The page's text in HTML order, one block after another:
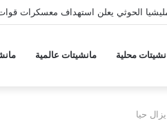
الحوثي يعلن استهداف معسكرات قوات
محلية مانشيتات عالمية
حيا